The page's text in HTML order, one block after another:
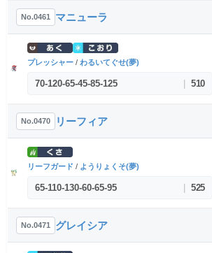
No.0461 マニューラ
プレッシャー / わるいてぐせ(夢)
70-120-65-45-85-125 | 510
No.0470 リーフィア
リーフガード / ようりょくそ(夢)
65-110-130-60-65-95 | 525
No.0471 グレイシア